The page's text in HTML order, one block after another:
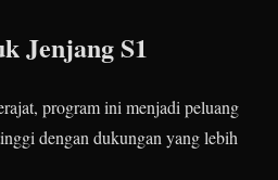
Jenjang S1
program ini menjadi peluang
dengan dukungan yang lebih